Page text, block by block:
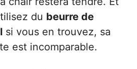
du beurre de
si vous en trouvez, sa
est incomparable.